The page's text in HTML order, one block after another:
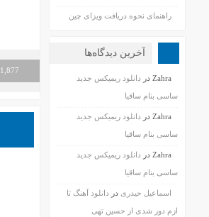
1,877 بار مشاهده
راهنمای نحوه دریافت ویزای چین
آخرین دیدگاه‌ها
Zahraدر دانلود ریمیکس جدید
ساسی بنام ساقیا
Zahraدر دانلود ریمیکس جدید
ساسی بنام ساقیا
Zahraدر دانلود ریمیکس جدید
ساسی بنام ساقیا
اسماعیل حیدری در دانلود آهنگ تا
ازم دور شدی از حسین تهی